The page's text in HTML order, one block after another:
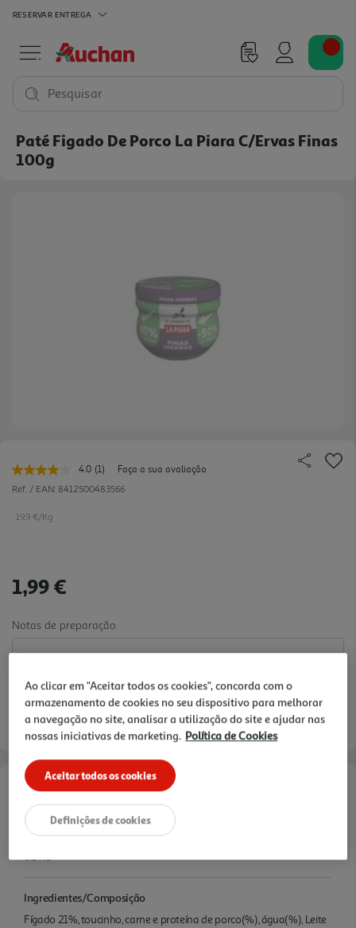
RESERVAR ENTREGA
Pesquisar
Paté Figado De Porco La Piara C/ervas Finas
100g
4.0 Leu
uma
(1)
Faça a sua avaliação
Ref. / EAN: 8412500483566
19.9 €/Kg
1,99 €
Notas de preparação
Quantidade Liquida
0.1 KG
Ingredientes/Composição
Fígado 21%, toucinho, carne e proteína de porco(%), água(%), Leite
Ao clicar em "Aceitar todos os cookies", concorda com o
armazenamento de cookies no seu dispositivo para melhorar
a navegação no site, analisar a utilização do site e ajudar nas
nossas iniciativas de marketing. Política de Cookies
Aceitar todos os cookies
Definições de cookies